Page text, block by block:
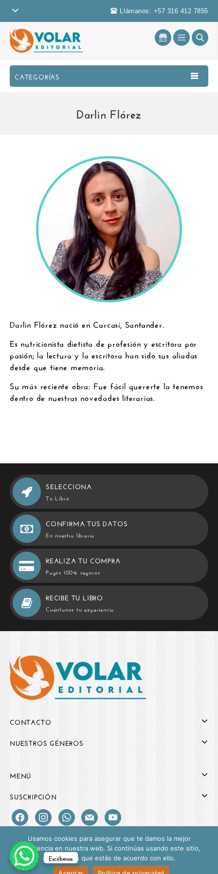
Llámanos: +57 316 412 7855
CATEGORÍAS
Darlin Flórez
Darlin Flórez nació en Carcasí, Santander.
Es nutricionista dietista de profesión y escritora por
pasión; la lectura y la escritora han sido sus aliadas
desde que tiene memoria.
Su más reciente obra: Fue fácil quererte la tenemos
dentro de nuestras novedades literarias.
SELECCIONA
Tu Libro
CONFIRMA TUS DATOS
En nuestra librería
REALIZA TU COMPRA
Pagos 100% seguros
RECIBE TU LIBRO
Cuéntanos tu experiencia
CONTACTO
NUESTROS GÉNEROS
MENÚ
SUSCRIPCIÓN
Copyright © 2026 Volar Editorial
Escríbenos
Usamos cookies para asegurar que te damos la mejor
experiencia en nuestra web. Si continúas usando este sitio,
asumiremos que estás de acuerdo con ello.